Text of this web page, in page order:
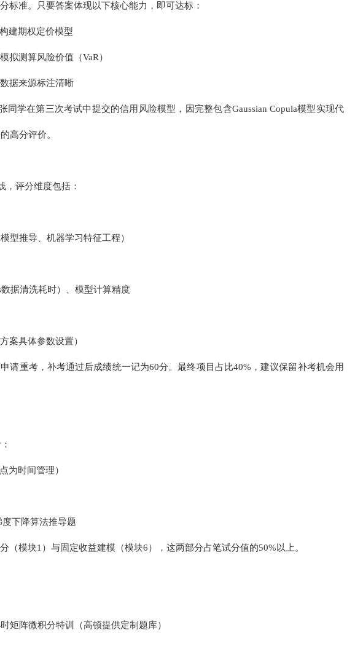
标准。只要答案体现以下核心能力，即可达标：
建期权定价模型
拟测算风险价值（VaR）
据来源标注清晰
同学在第三次考试中提交的信用风险模型，因完整包含Gaussian Copula模型实现代
高分评价。
，评分维度包括：
型推导、机器学习特征工程）
据清洗耗时）、模型计算精度
案具体参数设置）
请重考，补考通过后成绩统一记为60分。最终项目占比40%，建议保留补考机会用
为时间管理）
下降算法推导题
（模块1）与固定收益建模（模块6），这两部分占笔试分值的50%以上。
矩阵微积分特训（高顿提供定制题库）